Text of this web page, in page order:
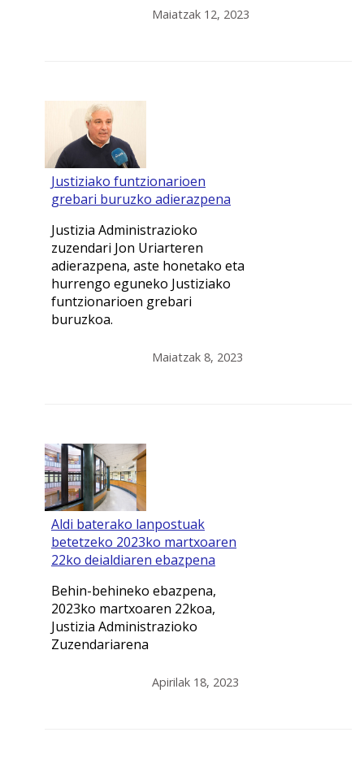
Maiatzak 12, 2023
Justiziako funtzionarioen
grebari buruzko adierazpena
Justizia Administrazioko
zuzendari Jon Uriarteren
adierazpena, aste honetako eta
hurrengo eguneko Justiziako
funtzionarioen grebari
buruzkoa.
Maiatzak 8, 2023
Aldi baterako lanpostuak
betetzeko 2023ko martxoaren
22ko deialdiaren ebazpena
Behin-behineko ebazpena,
2023ko martxoaren 22koa,
Justizia Administrazioko
Zuzendariarena
Apirilak 18, 2023